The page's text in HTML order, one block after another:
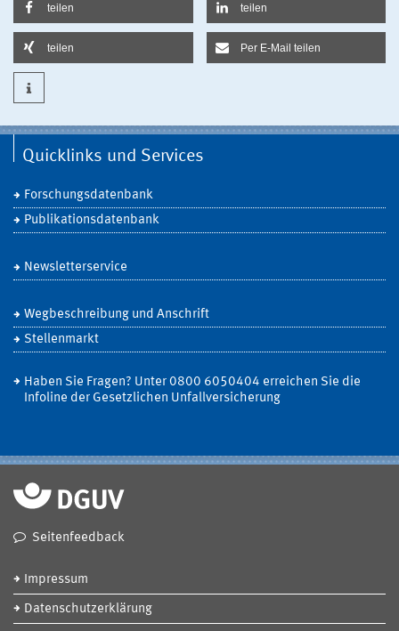
teilen teilen
teilen Per E-Mail teilen
Quicklinks und Services
Forschungsdatenbank
Publikationsdatenbank
Newsletterservice
Wegbeschreibung und Anschrift
Stellenmarkt
Haben Sie Fragen? Unter 0800 6050404 erreichen Sie die
Infoline der Gesetzlichen Unfallversicherung
Seitenfeedback
Impressum
Datenschutzerklärung